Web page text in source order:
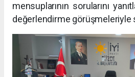
mensuplarının sorularını
değerlendirme görüşmeleriyle